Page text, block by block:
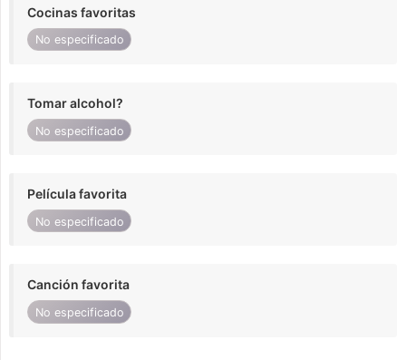
Cocinas favoritas
No especificado
Tomar alcohol?
No especificado
Película favorita
No especificado
Canción favorita
No especificado